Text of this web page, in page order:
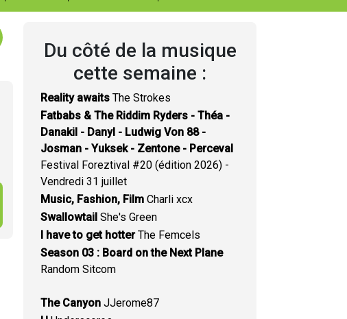
Du côté de la musique
cette semaine :
Reality awaits The Strokes
Fatbabs & The Riddim Ryders - Théa -
Danakil - Danyl - Ludwig Von 88 -
Josman - Yuksek - Zentone - Perceval
Festival Foreztival #20 (édition 2026) -
Vendredi 31 juillet
Music, Fashion, Film Charli xcx
Swallowtail She's Green
I have to get hotterThe Femcels
Season 03 : Board on the Next Plane
Random Sitcom
The Canyon JJerome87